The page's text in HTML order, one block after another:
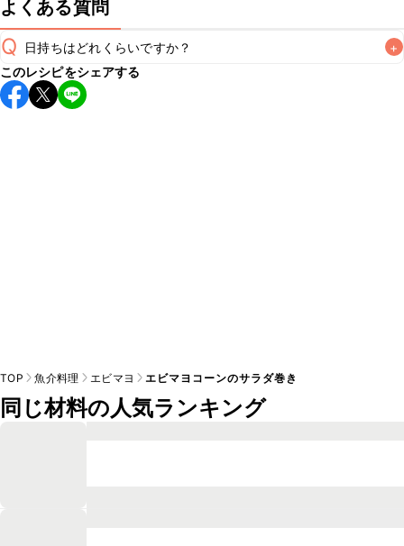
よくある質問
Q 日持ちはどれくらいですか？ +
保存期間は冷蔵で当日中が目安です。なるべくお早めにお召
し上がりください。
このレシピをシェアする
TOP 魚介料理 エビマヨ エビマヨコーンのサラダ巻き
同じ材料の人気ランキング